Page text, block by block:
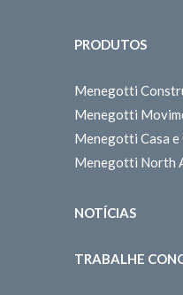
PRODUTOS
Menegotti
Menegotti
Menegotti Casa e
Menegotti North
NOTÍCIAS
TRABALHE